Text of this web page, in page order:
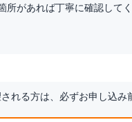
所があれば丁寧に確認して
れる方は、必ずお申し込み